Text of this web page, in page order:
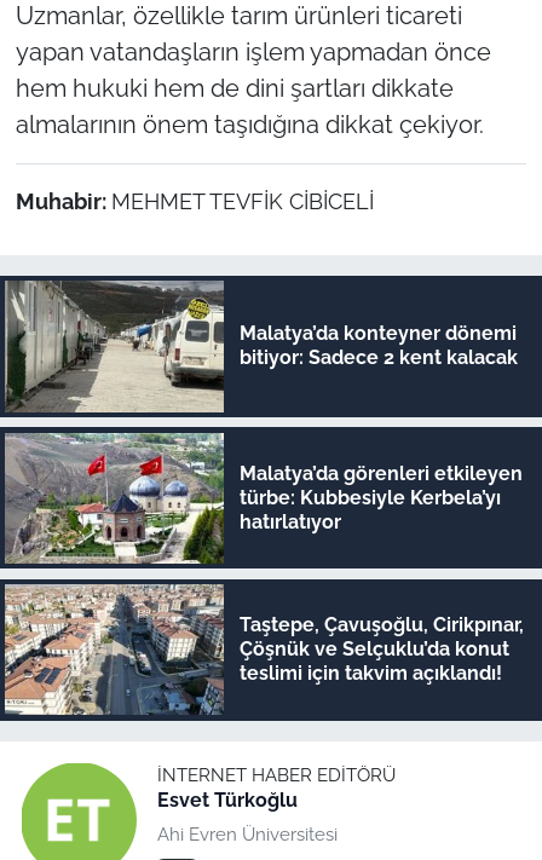
Uzmanlar, özellikle tarım ürünleri ticareti
yapan vatandaşların işlem yapmadan önce
hem hukuki hem de dini şartları dikkate
almalarının önem taşıdığına dikkat çekiyor.
Muhabir: MEHMET TEVFİK CİBİCELİ
Malatya’da konteyner dönemi
bitiyor: Sadece 2 kent kalacak
Malatya’da görenleri etkileyen
türbe: Kubbesiyle Kerbela’yı
hatırlatıyor
Taştepe, Çavuşoğlu, Cirikpınar,
Çöşnük ve Selçuklu’da konut
teslimi için takvim açıklandı!
İNTERNET HABER EDITÖRÜ
Esvet Türkoğlu
Ahi Evren Üniversitesi